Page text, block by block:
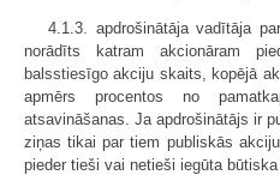
4.1.3. apdrošinātāja vadītāja
norādīts katram akcionāram
balsstiesīgo akciju skaits, kopējā
apmērs procentos no
atsavināšanas. Ja apdrošinātājs ir
ziņas tikai par tiem publiskās
pieder tieši vai netieši iegūta